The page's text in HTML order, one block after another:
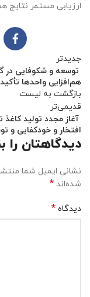
ارزیابی مستمر نتایج
جدیدتر
توسعه و شکوفایی در
هم‌افزایی واحدها
بازگشت به لیست
قدیمی‌تر
آغاز مجدد تولید
افتخار و خودکفایی و
دیدگاهتان را
نشانی ایمیل شما
شده‌اند *
دیدگاه *